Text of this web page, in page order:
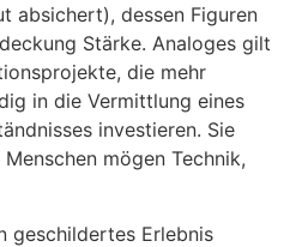
absichert), dessen Figuren
Stärke. Analoges gilt
die mehr
in die Vermittlung eines
investieren. Sie
mögen Technik,
geschildertes Erlebnis